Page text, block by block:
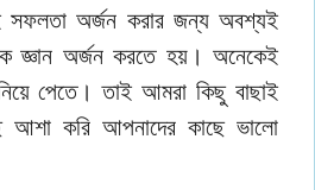
অর্জন করার জন্য অবশ্যই
জ্ঞান অর্জন করতে হয়। অনেকেই
পেতে। তাই আমরা কিছু বাছাই
আশা করি আপনাদের কাছে ভালো